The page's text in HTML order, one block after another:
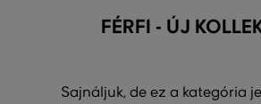
FÉRFI - ÚJ
Sajnáljuk, de ez a kategória